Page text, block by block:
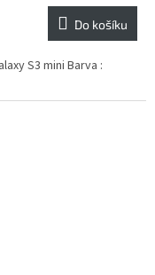
Do košíku
S3 mini Barva :